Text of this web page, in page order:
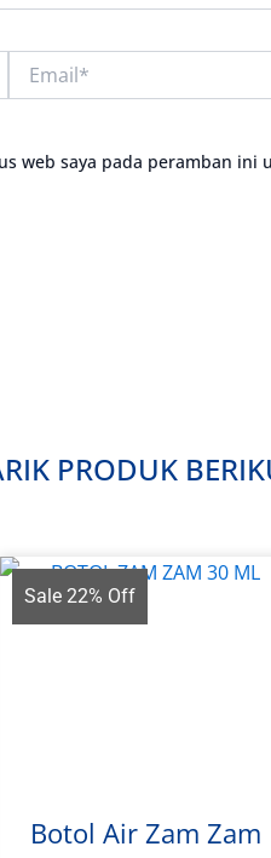
web saya pada peramban ini
PRODUK
Sale 22% Off
Botol Air Zam Zam